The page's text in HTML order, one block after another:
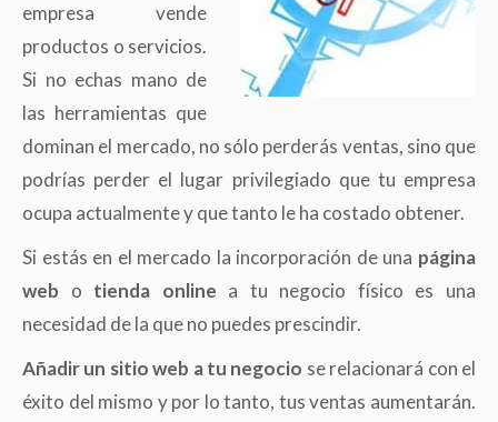
empresa vende
productos o servicios.
Si no echas mano de
las herramientas que
dominan el mercado, no sólo perderás ventas, sino que
podrías perder el lugar privilegiado que tu empresa
ocupa actualmente y que tanto le ha costado obtener.
Si estás en el mercado la incorporación de una página
web o tienda online a tu negocio físico es una
necesidad de la que no puedes prescindir.
Añadir un sitio web a tu negocio se relacionará con el
éxito del mismo y por lo tanto, tus ventas aumentarán.